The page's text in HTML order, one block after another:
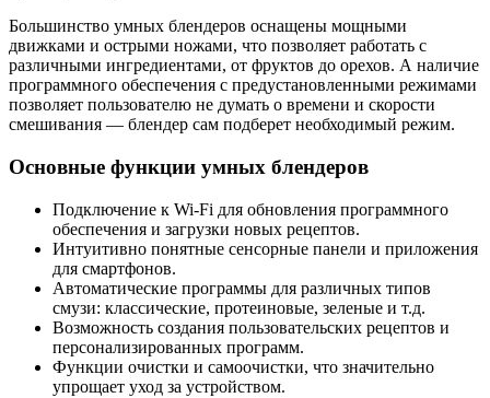
Большинство умных блендеров оснащены мощными
движками и острыми ножами, что позволяет работать с
различными ингредиентами, от фруктов до орехов. А наличие
программного обеспечения с предустановленными режимами
позволяет пользователю не думать о времени и скорости
смешивания — блендер сам подберет необходимый режим.
Основные функции умных блендеров
Подключение к Wi-Fi для обновления программного
обеспечения и загрузки новых рецептов.
Интуитивно понятные сенсорные панели и приложения
для смартфонов.
Автоматические программы для различных типов
смузи: классические, протеиновые, зеленые и т.д.
Возможность создания пользовательских рецептов и
персонализированных программ.
Функции очистки и самоочистки, что значительно
упрощает уход за устройством.